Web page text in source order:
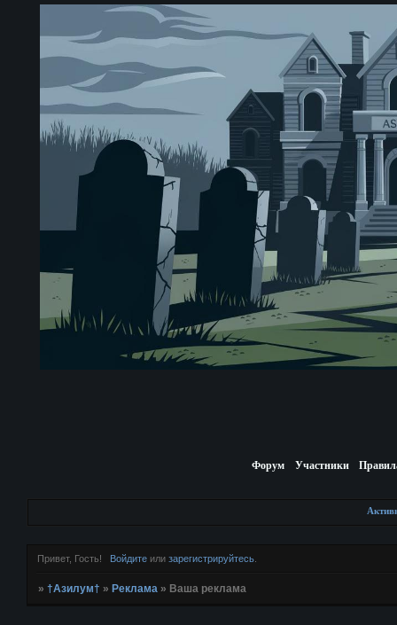
Форум Участники
Привет, Гость! Войдитеили зарегистрируйтесь.
»†Азилум† »Реклама » Ваша реклама